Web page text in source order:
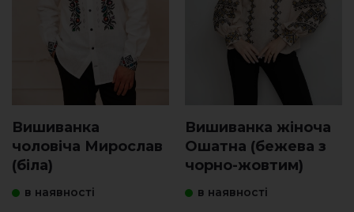
Вишиванка
чоловіча Мирослав
(біла)
в наявності
Вишиванка жіноча
Ошатна (бежева з
чорно-жовтим)
в наявності